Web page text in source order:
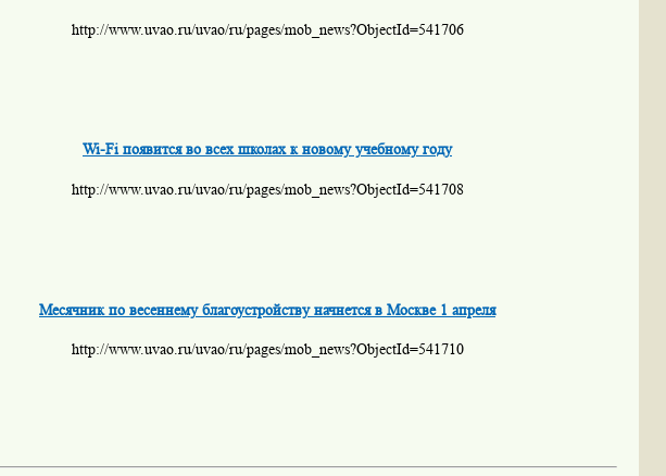
http://www.uvao.ru/uvao/ru/pages/mob_news?ObjectId=541706
Wi-Fi появится во всех школах к новому учебному году
http://www.uvao.ru/uvao/ru/pages/mob_news?ObjectId=541708
Месячник по весеннему благоустройству начнется в Москве 1 апреля
http://www.uvao.ru/uvao/ru/pages/mob_news?ObjectId=541710